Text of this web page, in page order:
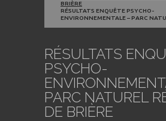
BRIÈRE
RÉSULTATS ENQUÊTE PSYCHO-
ENVIRONNEMENTALE – PARC
RÉSULTATS
PSYCHO-
PARC NATUREL
DE BRIÈRE